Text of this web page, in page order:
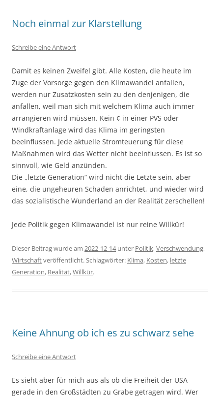
Noch einmal zur Klarstellung
Schreibe eine Antwort
Damit es keinen Zweifel gibt. Alle Kosten, die heute im
Zuge der Vorsorge gegen den Klimawandel anfallen,
werden nur Zusatzkosten sein zu den denjenigen, die
anfallen, weil man sich mit welchem Klima auch immer
arrangieren wird müssen. Kein ¢ in einer PVS oder
Windkraftanlage wird das Klima im geringsten
beeinflussen. Jede aktuelle Stromteuerung für diese
Maßnahmen wird das Wetter nicht beeinflussen. Es ist so
sinnvoll, wie Geld anzünden.
Die „letzte Generation“ wird nicht die Letzte sein, aber
eine, die ungeheuren Schaden anrichtet, und wieder wird
das sozialistische Wunderland an der Realität zerschellen!
Jede Politik gegen Klimawandel ist nur reine Willkür!
Dieser Beitrag wurde am 2022-12-14unter Politik,Verschwendung,
Wirtschaftveröffentlicht. Schlagwörter: Klima, Kosten, letzte
Generation, Realität,Willkür.
Keine Ahnung ob ich es zu schwarz sehe
Schreibe eine Antwort
Es sieht aber für mich aus als ob die Freiheit der USA
gerade in den Großstädten zu Grabe getragen wird. Wer